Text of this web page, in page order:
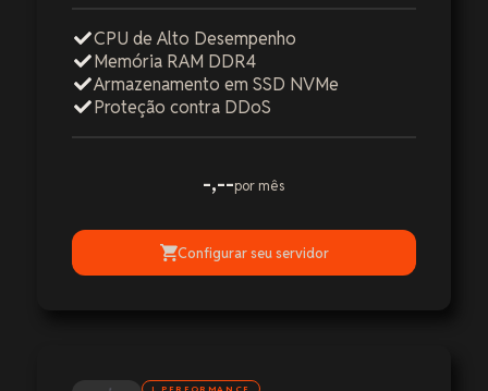
CPU de Alto Desempenho
Memória RAM DDR4
Armazenamento em SSD NVMe
Proteção contra DDoS
-,--por mês
Configurar seu servidor